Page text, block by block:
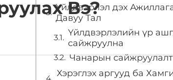
Вэ?
Үйлдвэрлэл дэх
Давуу Тал
Үйлдвэрлэлийн үр
сайжруулна
Чанарын сайжруулалт
Хэрэглэх аргууд ба